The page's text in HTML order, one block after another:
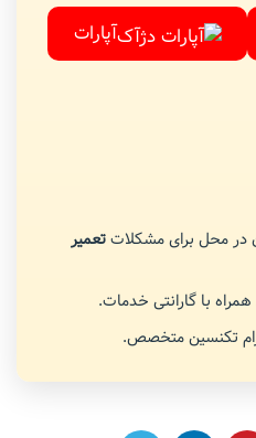
آپارات
در محل برای مشکلاتتعمیر
با گارانتی خدمات.
تکنسین متخصص.